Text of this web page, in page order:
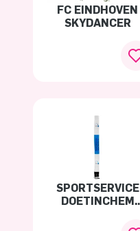
FC EINDHOVEN
SKYDANCER
SPORTSERVICE
DOETINCHEM